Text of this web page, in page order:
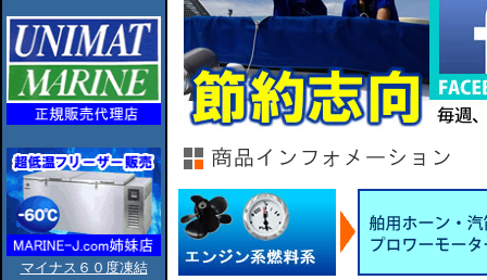
マイナス６０度凍結